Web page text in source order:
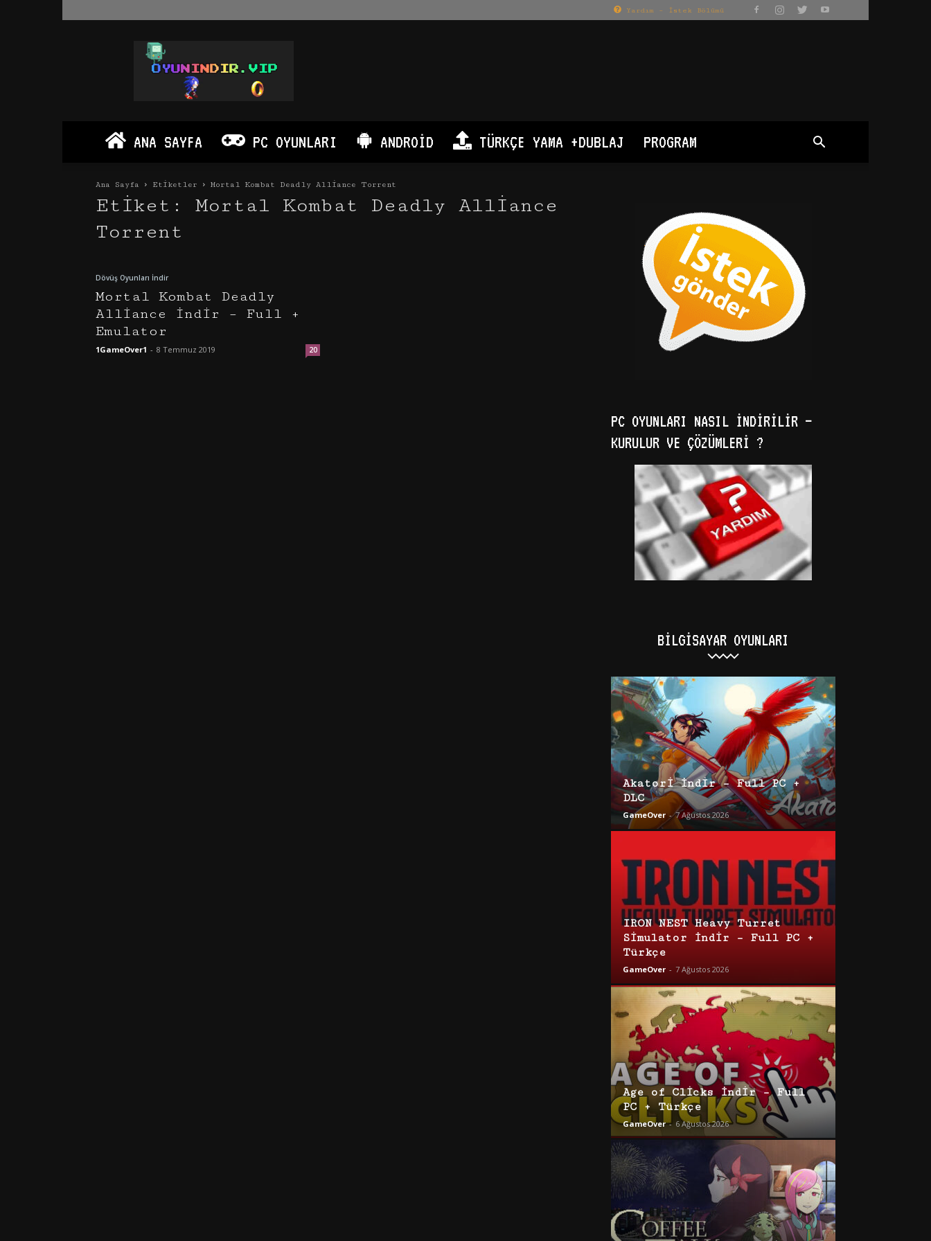
Yardım – İstek Bölümü
Oyun
İndir
PC
Android
Apk
ANA SAYFA PC OYUNLARI ANDROID TÜRKÇE YAMA +DUBLAJ PROGRAM
Ana Sayfa Etiketler Mortal Kombat Deadly Alliance Torrent
Etiket: Mortal Kombat Deadly Alliance
Torrent
Dövüş Oyunları İndir
Mortal Kombat Deadly
Alliance İndir – Full +
Emulator
1GameOver1 - 8 Temmuz 2019 20
PC OYUNLARI NASIL İNDIRILIR –
KURULUR VE ÇÖZÜMLERI ?
BILGISAYAR OYUNLARI
Akatori İndir – Full PC +
DLC
GameOver - 7 Ağustos 2026
IRON NEST Heavy Turret
Simulator İndir – Full PC +
Türkçe
GameOver - 7 Ağustos 2026
Age of Clicks İndir – Full
PC + Türkçe
GameOver - 6 Ağustos 2026